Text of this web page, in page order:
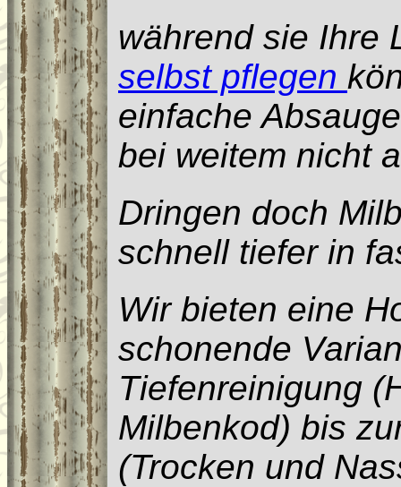
während sie Ihre
selbst pflegen
einfache
bei weitem nicht
Dringen doch
schnell tiefer in
Wir bieten eine
schonende
Tiefenreinigung
Milbenkod) bis
(Trocken und